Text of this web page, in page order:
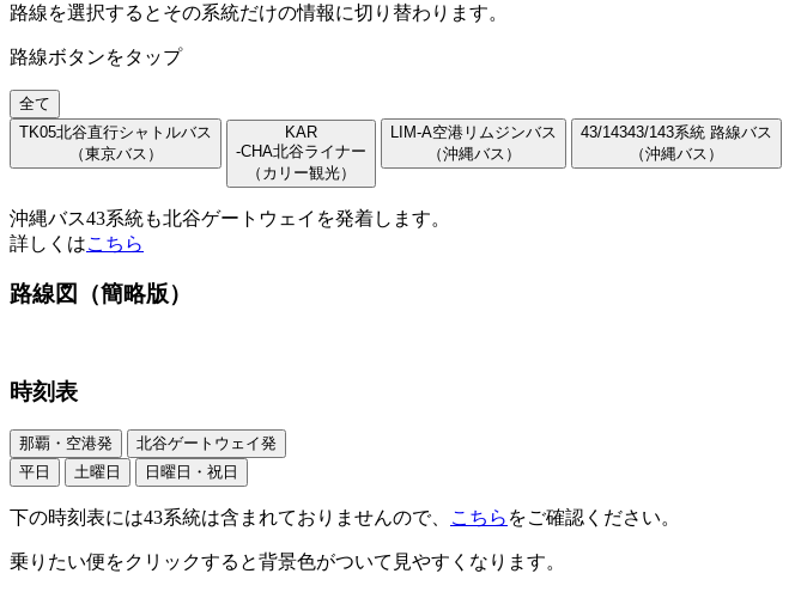
路線を選択するとその系統だけの情報に切り替わります。
路線ボタンをタップ
全て
TK05北谷直行シャトルバス
（東京バス）
KAR
-CHA北谷ライナー
（カリー観光）
LIM-A空港リムジンバス
（沖縄バス）
43/14343/143系統 路線バス
（沖縄バス）
沖縄バス43系統も北谷ゲートウェイを発着します。
詳しくはこちら
路線図（簡略版）
時刻表
那覇・空港発
北谷ゲートウェイ発
平日
土曜日 日曜日・祝日
下の時刻表には43系統は含まれておりませんので、 こちら をご確認ください。
乗りたい便をクリックすると背景色がついて見やすくなります。